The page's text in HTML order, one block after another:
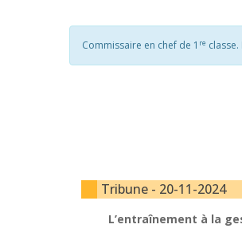
Commissaire en chef de 1 re
Tribune - 20-11-2024
L’entraînement à la